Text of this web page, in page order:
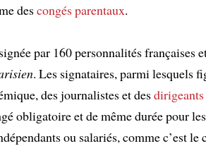
descongés parentaux.
par 160 personnalités françaises
. Les signataires, parmi lesquels
des journalistes et des
obligatoire et de même durée pour
ou salariés, comme c’est le